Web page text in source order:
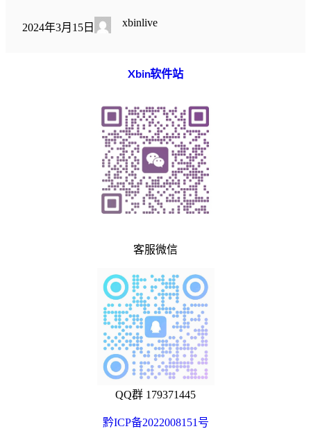
2024年3月15日 xbinlive
Xbin软件站
客服微信
QQ群 179371445
黔ICP备2022008151号